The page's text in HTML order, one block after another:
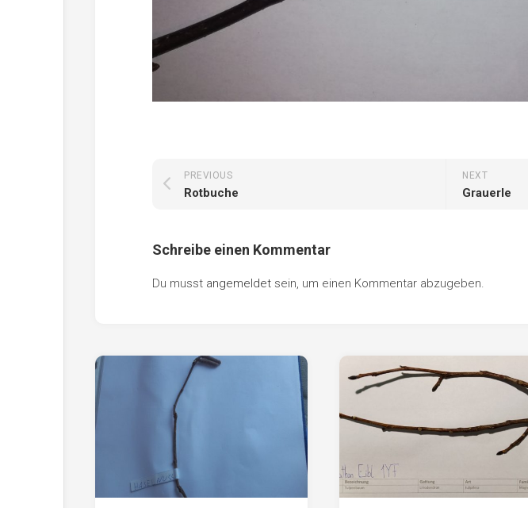
Tulpenbaum
Weißdorn
NEXT
Grauerle
PREVIOUS
Rotbuche
Schreibe einen Kommentar
Du musst angemeldet sein, um einen Kommentar abzugeben.